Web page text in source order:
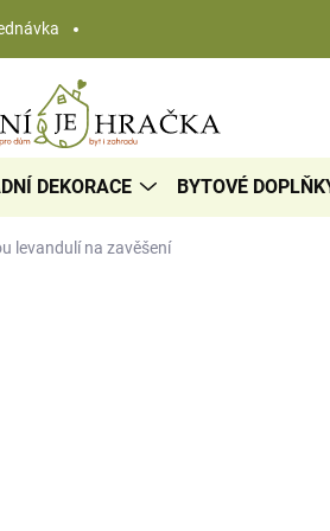
DEKORACE BYTOVÉ
levandulína zavěšení